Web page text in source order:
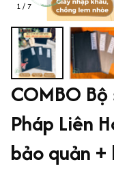
1 / 7
COMBO
Pháp Liên
bảo quản +